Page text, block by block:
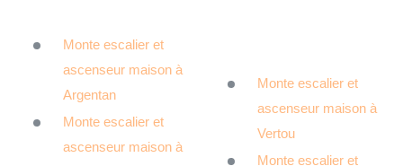
Monte escalier et
ascenseur maison à
Argentan
Monte escalier et
ascenseur maison à
Monte escalier et
ascenseur maison à
Vertou
Monte escalier et